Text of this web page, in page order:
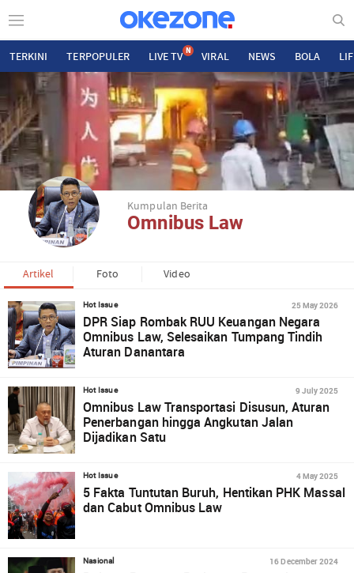
TERKINI TERPOPULER LIVE TV N VIRAL NEWS BOLA
Kumpulan Berita
Omnibus Law
Artikel Foto Video
Hot Issue 25 May 2026
DPR Siap Rombak RUU Keuangan Negara
Omnibus Law, Selesaikan Tumpang Tindih
Aturan Danantara
Hot Issue 9 July 2025
Omnibus Law Transportasi Disusun, Aturan
Penerbangan hingga Angkutan Jalan
Dijadikan Satu
Hot Issue 4 May 2025
5 Fakta Tuntutan Buruh, Hentikan PHK Massal
dan Cabut Omnibus Law
Nasional 16 December 2024